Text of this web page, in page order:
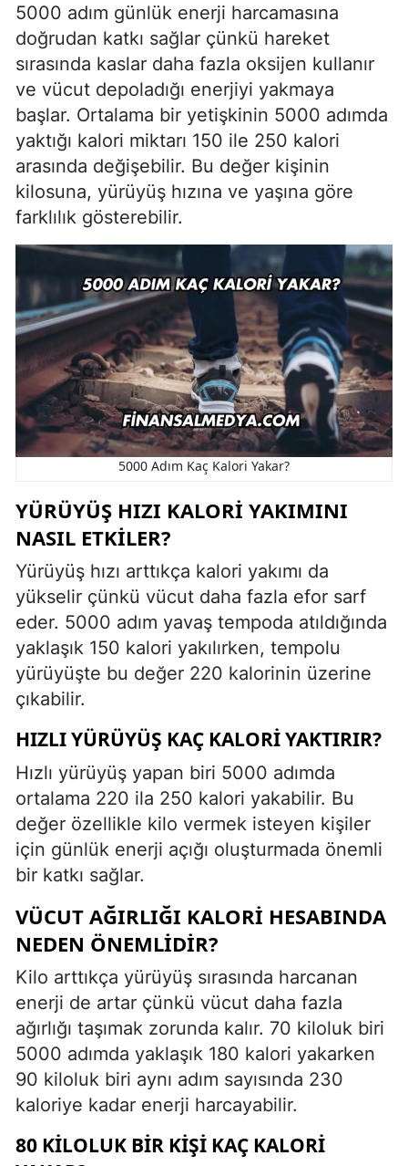
5000 adım günlük enerji harcamasına
doğrudan katkı sağlar çünkü hareket
sırasında kaslar daha fazla oksijen kullanır
ve vücut depoladığı enerjiyi yakmaya
başlar. Ortalama bir yetişkinin 5000 adımda
yaktığı kalori miktarı 150 ile 250 kalori
arasında değişebilir. Bu değer kişinin
kilosuna, yürüyüş hızına ve yaşına göre
farklılık gösterebilir.
5000 Adım Kaç Kalori Yakar?
YÜRÜYÜŞ HIZI KALORI YAKIMINI
NASIL ETKILER?
Yürüyüş hızı arttıkça kalori yakımı da
yükselir çünkü vücut daha fazla efor sarf
eder. 5000 adım yavaş tempoda atıldığında
yaklaşık 150 kalori yakılırken, tempolu
yürüyüşte bu değer 220 kalorinin üzerine
çıkabilir.
HIZLI YÜRÜYÜŞ KAÇ KALORI YAKTIRIR?
Hızlı yürüyüş yapan biri 5000 adımda
ortalama 220 ila 250 kalori yakabilir. Bu
değer özellikle kilo vermek isteyen kişiler
için günlük enerji açığı oluşturmada önemli
bir katkı sağlar.
VÜCUT AĞIRLIĞI KALORI HESABINDA
NEDEN ÖNEMLIDIR?
Kilo arttıkça yürüyüş sırasında harcanan
enerji de artar çünkü vücut daha fazla
ağırlığı taşımak zorunda kalır. 70 kiloluk biri
5000 adımda yaklaşık 180 kalori yakarken
90 kiloluk biri aynı adım sayısında 230
kaloriye kadar enerji harcayabilir.
80 KILOLUK BIR KIŞI KAÇ KALORI